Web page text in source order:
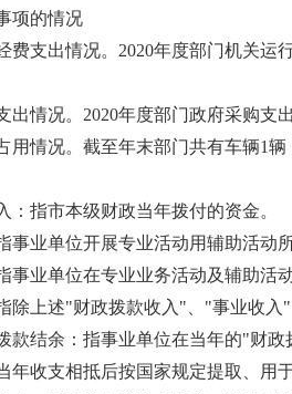
项的情况
费支出情况。2020年度部门机关
出情况。2020年度部门政府采购支
用情况。截至年末部门共有车辆1
：指市本级财政当年拨付的资金。
事业单位开展专业活动用辅助活动
事业单位在专业业务活动及辅助活
除上述"财政拨款收入"、"事业收
款结余：指事业单位在当年的"财
年收支相抵后按国家规定提取、用